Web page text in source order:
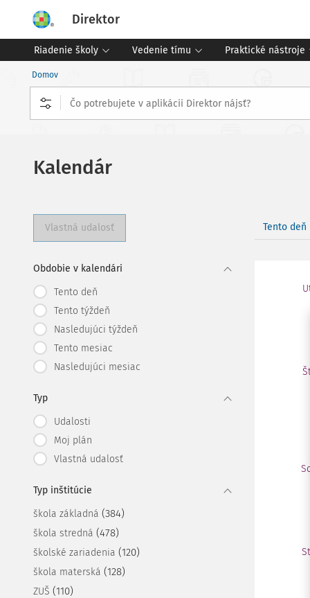
Direktor
Riadenie školy Vedenie tímu Praktické nástroje
Domov
Kalendár
Vlastná udalosť
Obdobie v kalendári
Tento deň
Tento týždeň
Nasledujúci týždeň
Tento mesiac
Nasledujúci mesiac
Typ
Udalosti
Moj plán
Vlastná udalosť
Typ inštitúcie
škola základná (384)
škola stredná (478)
školské zariadenia (120)
škola materská (128)
ZUŠ (110)
Tento deň
Št
So
St